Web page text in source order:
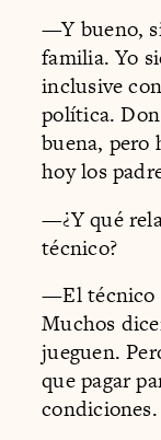
—Y bueno,
familia. Yo
inclusive
política.
buena, pero
hoy los
—¿Y qué
técnico?
—El técnico
Muchos
jueguen.
que pagar
condiciones.